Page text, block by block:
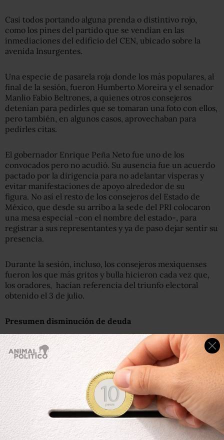
Casi todos portando alguna prenda o distintivo rojo,
como los pines del partido que se vendían en las
inmediaciones del edificio del CEN, ubicado sobre la
avenida Insurgentes.
Una especie de pasarela roja donde los más populares, al
final de la sesión, fueron Humberto Moreira y el senador
Manlio Fabio Beltrones, a quienes otros consejeros
detenían para pedirles que se tomaran una foto con ellos,
pero también, en algunos casos, aprovechaban para
pedirles citas.
El gobernador Enrique Peña Neto fue uno de los
convocados pero no acudió. Su ausencia fue un acuerdo
pactado por la dirigencia para no adelantar vísperas y
evitar manifestaciones de apoyo alrededor de su
figura. No así el resto de los consejeros del Estado de
México, que desde su arribo a la sede del PRI colocaron
una mesa especial -con el nombre del estado-, para
registrar a sus representantes y ya de paso dejar sentir su
presencia.
Durante la sesión, incluso, los consejeros mexiquenses
fueron los que más gritos y bulla hicieron cada vez que,
los oradores, hacían referencia del triunfo electoral
obtenido el 3 de julio.
Presumen disminución de deuda
Las finanzas del PRI nacional en el primer trimestre de la
era Moreira como presidente, fue el segundo punto de
mayor relevancia que se abordó en la agenda del Consejo
Político priista.
Manuel Aguilera Gómez, secretario técnico del Consejo,
se encargó de presentar el informe sobre los pesos y
centavos gastados por el Partido y de cómo pintan las
finanzas para las elecciones de 2012. Esto, tras venir